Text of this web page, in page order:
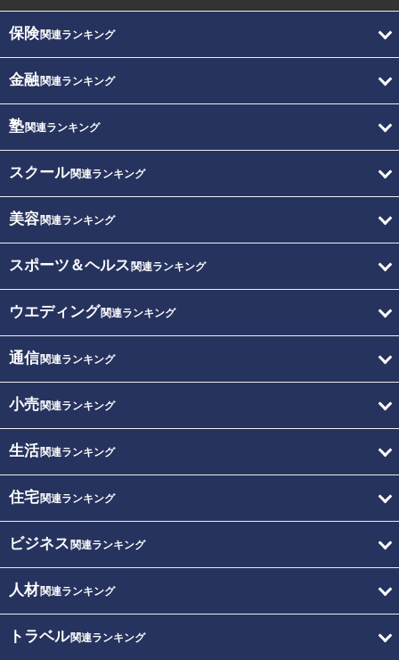
保険関連ランキング
金融関連ランキング
塾関連ランキング
スクール関連ランキング
美容関連ランキング
スポーツ＆ヘルス 関連ランキング
ウエディング関連ランキング
通信関連ランキング
小売関連ランキング
生活関連ランキング
住宅関連ランキング
ビジネス 関連ランキング
人材関連ランキング
トラベル関連ランキング